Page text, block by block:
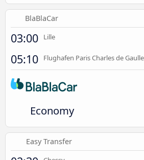
BlaBlaCar
03:00 Lille
05:10 Flughafen Paris Charles de Gaulle
Economy
Easy Transfer